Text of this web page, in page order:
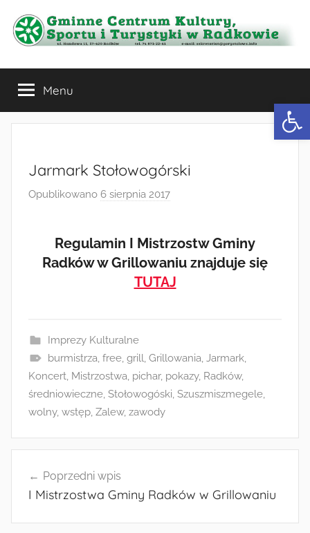
treści
Gminne
Centrum
Sportu
Turystyki
Menu
Jarmark Stołowogórski
Opublikowano 6 sierpnia 2017
e
z
a
n
Regulamin I Mistrzostw Gminy
Radków w Grillowaniu znajduje się
TUTAJ
Imprezy Kulturalne
burmistrza, free, grill, Grillowania, Jarmark,
Koncert, Mistrzostwa, pichar, pokazy, Radków,
średniowieczne, Stołowogóski, Szuszmiszmegele,
wolny, wstęp, Zalew, zawody
wpisuPoprzedni wpis
I Mistrzostwa Gminy Radków w Grillowaniu